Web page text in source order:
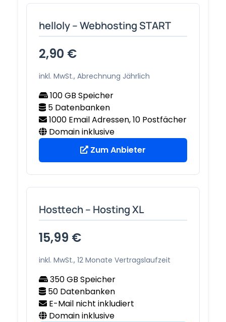
helloly – Webhosting START
2,90 €
inkl. MwSt., Abrechnung Jährlich
100 GB Speicher
5 Datenbanken
1000 Email Adressen, 10 Postfächer
Domain inklusive
Zum Anbieter
Hosttech – Hosting XL
15,99 €
inkl. MwSt., 12 Monate Vertragslaufzeit
350 GB Speicher
50 Datenbanken
E-Mail nicht inkludiert
Domain inklusive